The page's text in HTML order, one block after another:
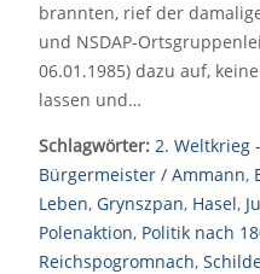
brannten, rief der
und NSDAP-
06.01.1985) dazu auf,
lassen und…
Schlagwörter: 2. Weltkrieg
Bürgermeister / Ammann,
Leben, Grynszpan, Hasel,
Polenaktion, Politik nach
Reichspogromnach,